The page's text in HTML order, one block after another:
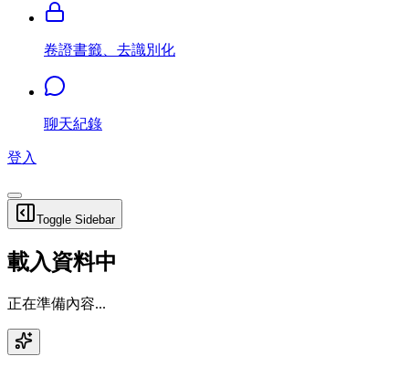
卷證書籤、去識別化
聊天紀錄
登入
Toggle Sidebar
載入資料中
正在準備內容...